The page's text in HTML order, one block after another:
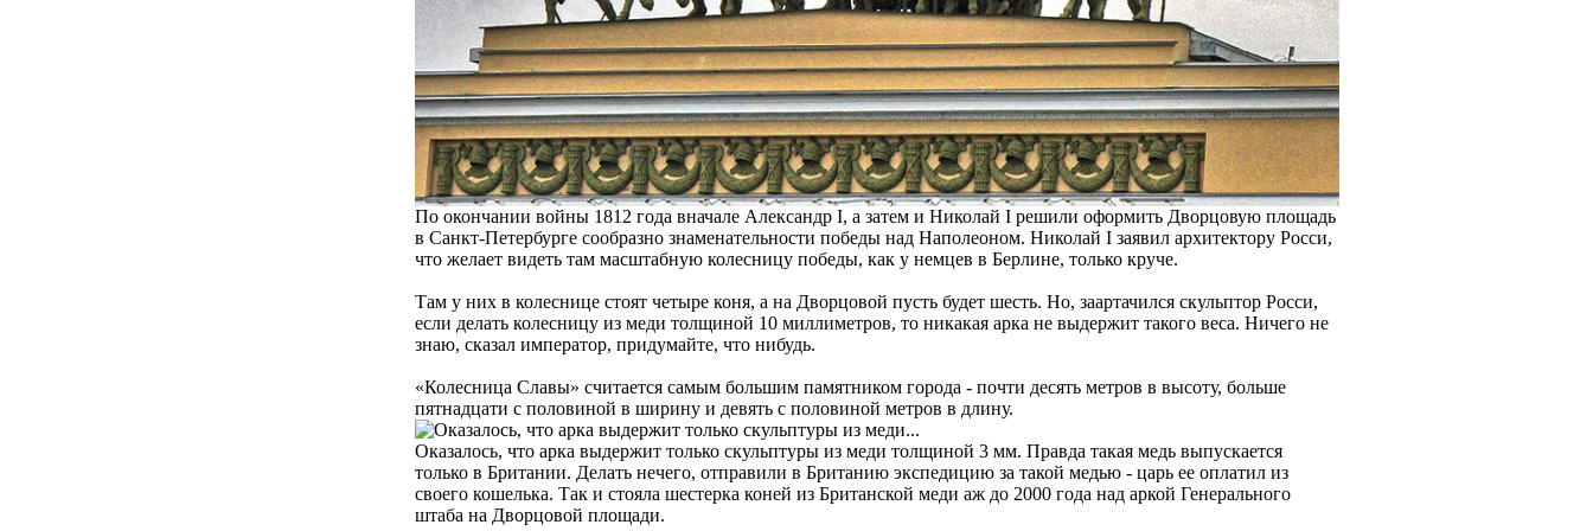
По окончании войны 1812 года вначале Александр I, а затем и Николай I решили оформить Дворцовую площадь
в Санкт-Петербурге сообразно знаменательности победы над Наполеоном. Николай I заявил архитектору Росси,
что желает видеть там масштабную колесницу победы, как у немцев в Берлине, только круче.
Там у них в колеснице стоят четыре коня, а на Дворцовой пусть будет шесть. Но, заартачился скульптор Росси,
если делать колесницу из меди толщиной 10 миллиметров, то никакая арка не выдержит такого веса. Ничего не
знаю, сказал император, придумайте, что нибудь.
«Колесница Славы» считается самым большим памятником города - почти десять метров в высоту, больше
пятнадцати с половиной в ширину и девять с половиной метров в длину.
Оказалось, что арка выдержит только скульптуры из меди толщиной 3 мм. Правда такая медь выпускается
только в Британии. Делать нечего, отправили в Британию экспедицию за такой медью - царь ее оплатил из
своего кошелька. Так и стояла шестерка коней из Британской меди аж до 2000 года над аркой Генерального
штаба на Дворцовой площади.